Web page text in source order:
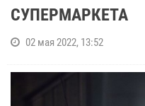
СУПЕРМАРКЕТА
02 мая 2022, 13:52